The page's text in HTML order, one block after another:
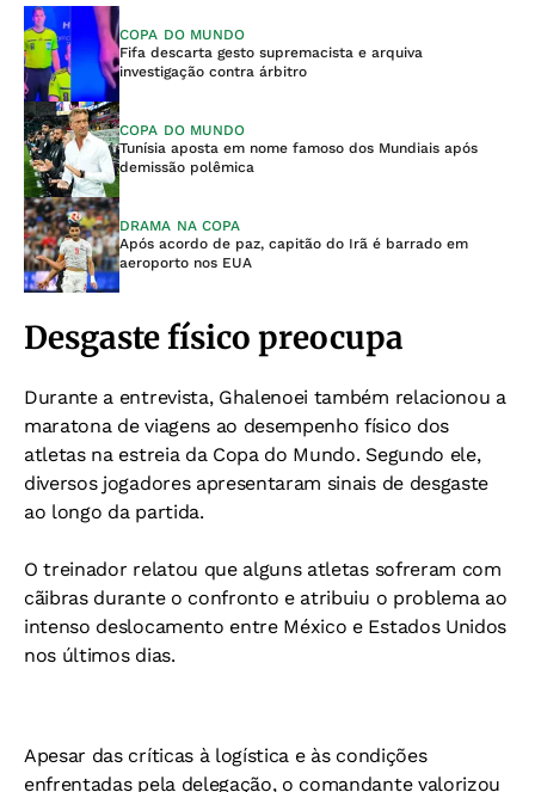
COPA DO MUNDO
Fifa descarta gesto supremacista e arquiva
investigação contra árbitro
COPA DO MUNDO
Tunísia aposta em nome famoso dos Mundiais após
demissão polêmica
DRAMA NA COPA
Após acordo de paz, capitão do Irã é barrado em
aeroporto nos EUA
Desgaste físico preocupa
Durante a entrevista, Ghalenoei também relacionou a
maratona de viagens ao desempenho físico dos
atletas na estreia da Copa do Mundo. Segundo ele,
diversos jogadores apresentaram sinais de desgaste
ao longo da partida.
O treinador relatou que alguns atletas sofreram com
cãibras durante o confronto e atribuiu o problema ao
intenso deslocamento entre México e Estados Unidos
nos últimos dias.
Apesar das críticas à logística e às condições
enfrentadas pela delegação, o comandante valorizou